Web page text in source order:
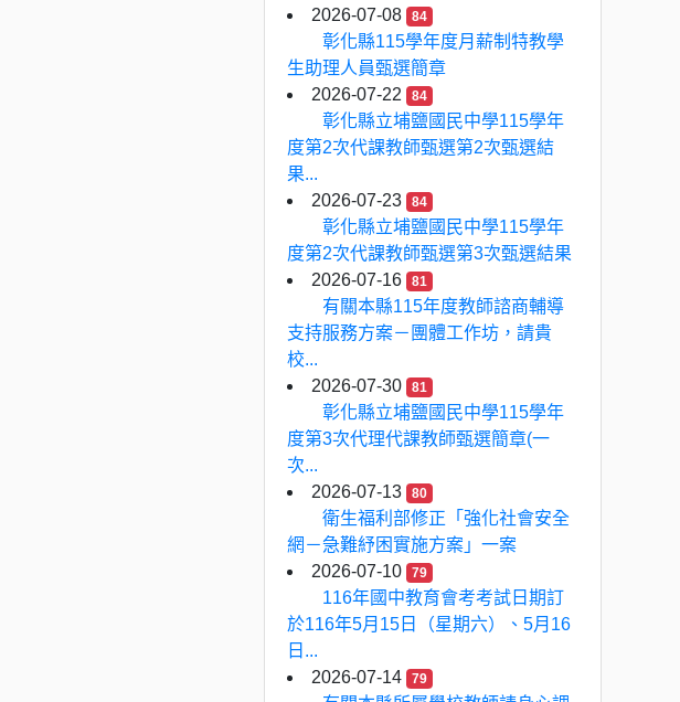
2026-07-08
84
彰化縣115學年度月薪制特教學
生助理人員甄選簡章
2026-07-22
84
彰化縣立埔鹽國民中學115學年
度第2次代課教師甄選第2次甄選結
果...
2026-07-23
84
彰化縣立埔鹽國民中學115學年
度第2次代課教師甄選第3次甄選結果
2026-07-16
81
有關本縣115年度教師諮商輔導
支持服務方案－團體工作坊，請貴
校...
2026-07-30
81
彰化縣立埔鹽國民中學115學年
度第3次代理代課教師甄選簡章(一
次...
2026-07-13
80
衛生福利部修正「強化社會安全
網－急難紓困實施方案」一案
2026-07-10
79
116年國中教育會考考試日期訂
於116年5月15日（星期六）、5月16
日...
2026-07-14
79